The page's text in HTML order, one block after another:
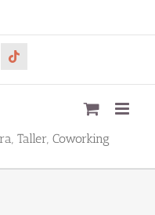
Tiktok
Taller, Coworking